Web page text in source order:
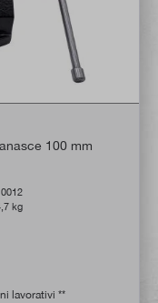
100 mm
kg
lavorativi **